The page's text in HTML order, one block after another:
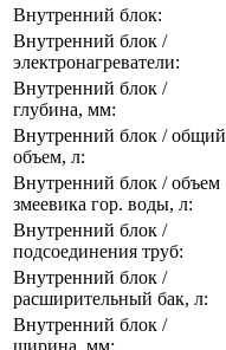
Внутренний блок:
Внутренний блок /
электронагреватели:
Внутренний блок /
глубина, мм:
Внутренний блок / общий
объем, л:
Внутренний блок / объем
змеевика гор. воды, л:
Внутренний блок /
подсоединения труб:
Внутренний блок /
расширительный бак, л:
Внутренний блок /
ширина, мм: